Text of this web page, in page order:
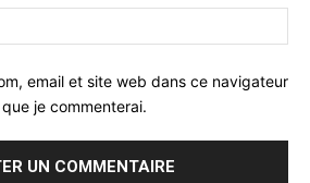
:
email et site web dans ce navigateur
je commenterai.